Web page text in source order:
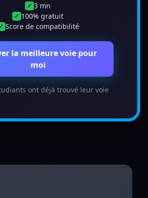
✓ 3 mn
✓ 100% gratuit
Score de compatibilité
la meilleure voie pour
moi
ont déjà trouvé leur voie